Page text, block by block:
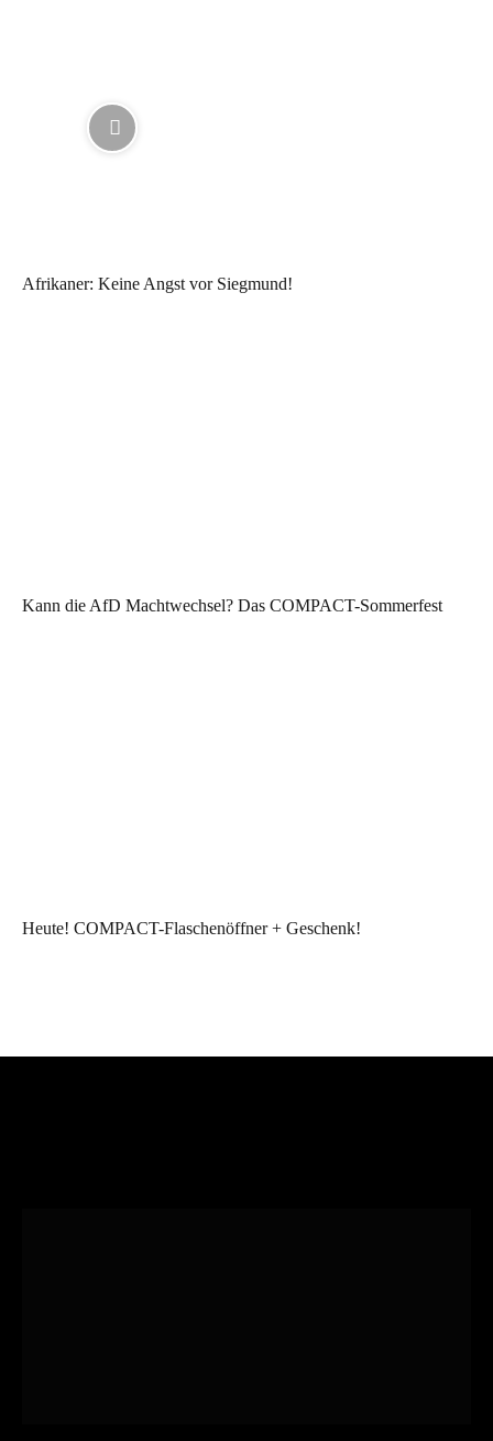
Afrikaner: Keine Angst vor Siegmund!
Kann die AfD Machtwechsel? Das COMPACT-Sommerfest
Heute! COMPACT-Flaschenöffner + Geschenk!